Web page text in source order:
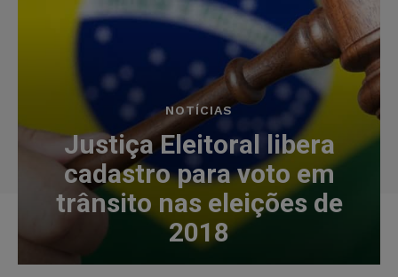
NOTÍCIAS
Justiça Eleitoral libera
cadastro para voto em
trânsito nas eleições de
2018